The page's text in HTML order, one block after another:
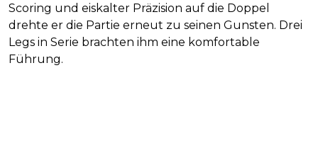
Scoring und eiskalter Präzision auf die Doppel
drehte er die Partie erneut zu seinen Gunsten. Drei
Legs in Serie brachten ihm eine komfortable
Führung.